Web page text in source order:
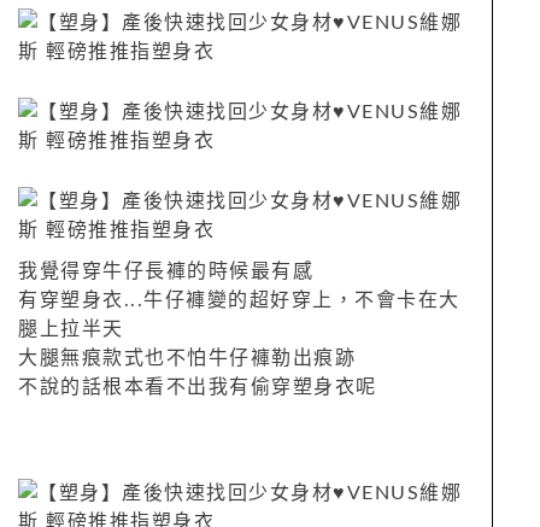
我覺得穿牛仔長褲的時候最有感
有穿塑身衣...牛仔褲變的超好穿上，不會卡在大
腿上拉半天
大腿無痕款式也不怕牛仔褲勒出痕跡
不說的話根本看不出我有偷穿塑身衣呢